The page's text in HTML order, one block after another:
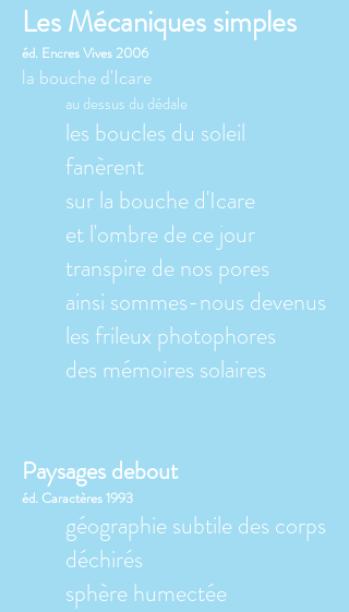
Les Mécaniques simples
éd. Encres Vives 2006
la bouche d'Icare
au dessus du dédale
les boucles du soleil
fanèrent
sur la bouche d'Icare
et l'ombre de ce jour
transpire de nos pores
ainsi sommes-nous devenus
les frileux photophores
des mémoires solaires
Paysages debout
éd. Caractères 1993
géographie subtile des corps
déchirés
sphère humectée